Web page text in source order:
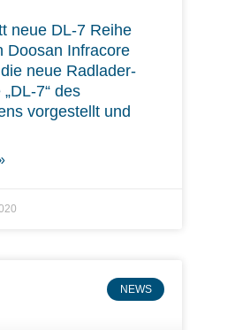
neue DL-7 Reihe
Doosan Infracore
neue Radlader-
7“ des
vorgestellt und
NEWS